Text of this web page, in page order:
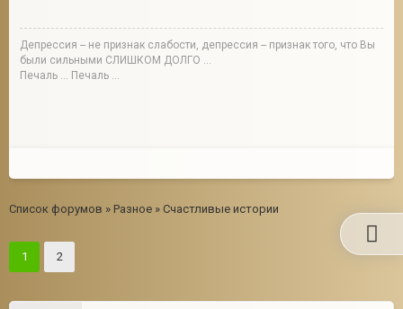
Депрессия -- не признак слабости, депрессия -- признак того, что Вы
были сильными СЛИШКОМ ДОЛГО ...
Печаль ... Печаль ...
Список форумов » Разное » Счастливые истории
1 2